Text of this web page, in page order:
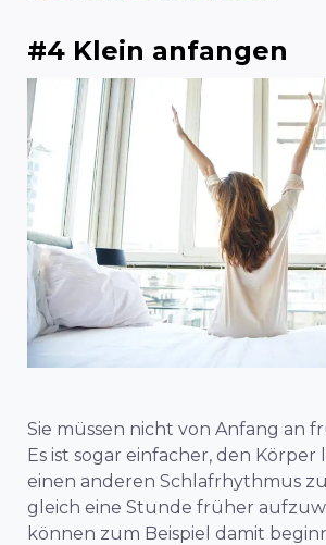
#4 Klein anfangen
Sie müssen nicht von Anfang an
Es ist sogar einfacher, den Körper
einen anderen Schlafrhythmus
gleich eine Stunde früher
können zum Beispiel damit